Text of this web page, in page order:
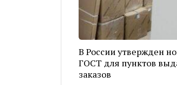
В России утвержден
ГОСТ для пунктов
заказов